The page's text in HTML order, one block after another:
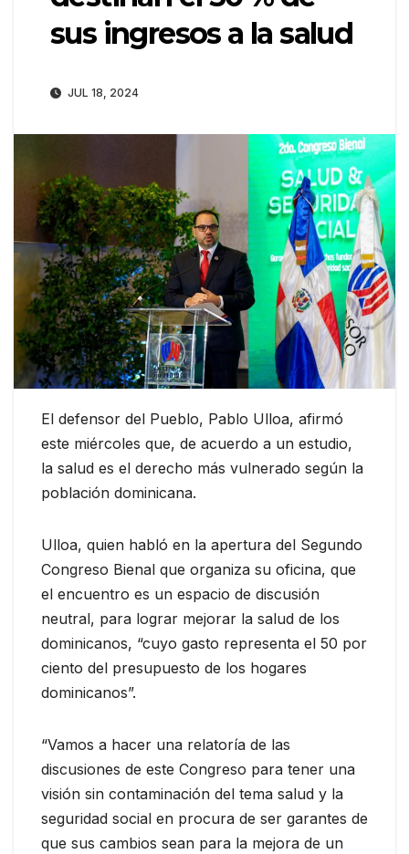
sus ingresos a la salud
JUL 18, 2024
El defensor del Pueblo, Pablo Ulloa, afirmó
este miércoles que, de acuerdo a un estudio,
la salud es el derecho más vulnerado según la
población dominicana.
Ulloa, quien habló en la apertura del Segundo
Congreso Bienal que organiza su oficina, que
el encuentro es un espacio de discusión
neutral, para lograr mejorar la salud de los
dominicanos, “cuyo gasto representa el 50 por
ciento del presupuesto de los hogares
dominicanos”.
“Vamos a hacer una relatoría de las
discusiones de este Congreso para tener una
visión sin contaminación del tema salud y la
seguridad social en procura de ser garantes de
que sus cambios sean para la mejora de un